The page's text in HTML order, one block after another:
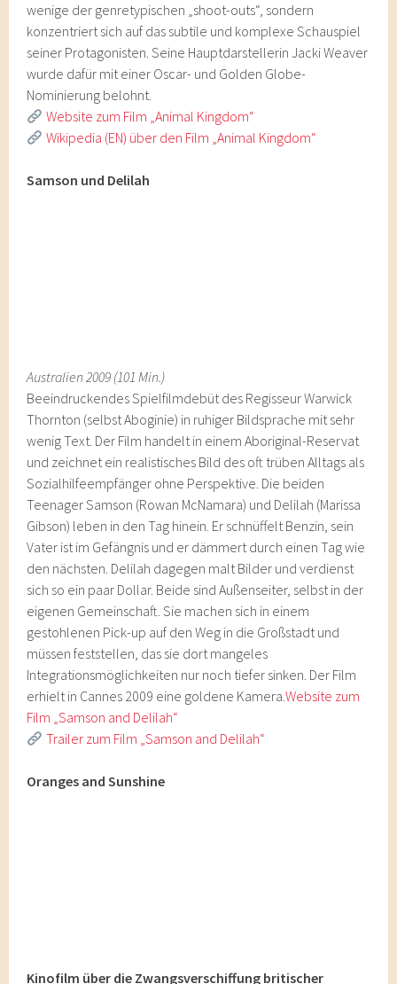
wenige der genretypischen „shoot-outs“, sondern
konzentriert sich auf das subtile und komplexe Schauspiel
seiner Protagonisten. Seine Hauptdarstellerin Jacki Weaver
wurde dafür mit einer Oscar- und Golden Globe-
Nominierung belohnt.
Website zum Film „Animal Kingdom“
Wikipedia (EN) über den Film „Animal Kingdom“
Samson und Delilah
Australien 2009 (101 Min.)
Beeindruckendes Spielfilmdebüt des Regisseur Warwick
Thornton (selbst Aboginie) in ruhiger Bildsprache mit sehr
wenig Text. Der Film handelt in einem Aboriginal-Reservat
und zeichnet ein realistisches Bild des oft trüben Alltags als
Sozialhilfeempfänger ohne Perspektive. Die beiden
Teenager Samson (Rowan McNamara) und Delilah (Marissa
Gibson) leben in den Tag hinein. Er schnüffelt Benzin, sein
Vater ist im Gefängnis und er dämmert durch einen Tag wie
den nächsten. Delilah dagegen malt Bilder und verdienst
sich so ein paar Dollar. Beide sind Außenseiter, selbst in der
eigenen Gemeinschaft. Sie machen sich in einem
gestohlenen Pick-up auf den Weg in die Großstadt und
müssen feststellen, das sie dort mangeles
Integrationsmöglichkeiten nur noch tiefer sinken. Der Film
erhielt in Cannes 2009 eine goldene Kamera.Website zum
Film „Samson and Delilah“
Trailer zum Film „Samson and Delilah“
Oranges and Sunshine
Kinofilm über die Zwangsverschiffung britischer